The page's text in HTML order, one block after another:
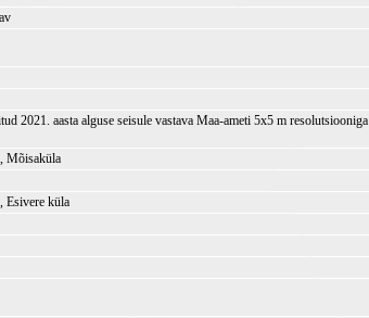
2021. aasta alguse seisule vastava Maa-ameti 5x5 m resolutsiooniga
Mõisaküla
Esivere küla